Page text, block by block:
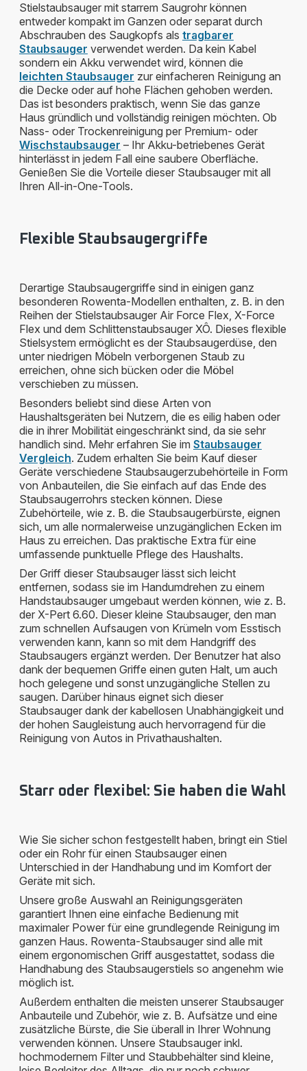
Stielstaubsauger mit starrem Saugrohr können
entweder kompakt im Ganzen oder separat durch
Abschrauben des Saugkopfs als tragbarer
Staubsauger verwendet werden. Da kein Kabel
sondern ein Akku verwendet wird, können die
leichten Staubsauger zur einfacheren Reinigung an
die Decke oder auf hohe Flächen gehoben werden.
Das ist besonders praktisch, wenn Sie das ganze
Haus gründlich und vollständig reinigen möchten. Ob
Nass- oder Trockenreinigung per Premium- oder
Wischstaubsauger – Ihr Akku-betriebenes Gerät
hinterlässt in jedem Fall eine saubere Oberfläche.
Genießen Sie die Vorteile dieser Staubsauger mit all
Ihren All-in-One-Tools.
Flexible Staubsaugergriffe
Derartige Staubsaugergriffe sind in einigen ganz
besonderen Rowenta-Modellen enthalten, z. B. in den
Reihen der Stielstaubsauger Air Force Flex, X-Force
Flex und dem Schlittenstaubsauger XÔ. Dieses flexible
Stielsystem ermöglicht es der Staubsaugerdüse, den
unter niedrigen Möbeln verborgenen Staub zu
erreichen, ohne sich bücken oder die Möbel
verschieben zu müssen.
Besonders beliebt sind diese Arten von
Haushaltsgeräten bei Nutzern, die es eilig haben oder
die in ihrer Mobilität eingeschränkt sind, da sie sehr
handlich sind. Mehr erfahren Sie im Staubsauger
Vergleich. Zudem erhalten Sie beim Kauf dieser
Geräte verschiedene Staubsaugerzubehörteile in Form
von Anbauteilen, die Sie einfach auf das Ende des
Staubsaugerrohrs stecken können. Diese
Zubehörteile, wie z. B. die Staubsaugerbürste, eignen
sich, um alle normalerweise unzugänglichen Ecken im
Haus zu erreichen. Das praktische Extra für eine
umfassende punktuelle Pflege des Haushalts.
Der Griff dieser Staubsauger lässt sich leicht
entfernen, sodass sie im Handumdrehen zu einem
Handstaubsauger umgebaut werden können, wie z. B.
der X-Pert 6.60. Dieser kleine Staubsauger, den man
zum schnellen Aufsaugen von Krümeln vom Esstisch
verwenden kann, kann so mit dem Handgriff des
Staubsaugers ergänzt werden. Der Benutzer hat also
dank der bequemen Griffe einen guten Halt, um auch
hoch gelegene und sonst unzugängliche Stellen zu
saugen. Darüber hinaus eignet sich dieser
Staubsauger dank der kabellosen Unabhängigkeit und
der hohen Saugleistung auch hervorragend für die
Reinigung von Autos in Privathaushalten.
Starr oder flexibel: Sie haben die Wahl
Wie Sie sicher schon festgestellt haben, bringt ein Stiel
oder ein Rohr für einen Staubsauger einen
Unterschied in der Handhabung und im Komfort der
Geräte mit sich.
Unsere große Auswahl an Reinigungsgeräten
garantiert Ihnen eine einfache Bedienung mit
maximaler Power für eine grundlegende Reinigung im
ganzen Haus. Rowenta-Staubsauger sind alle mit
einem ergonomischen Griff ausgestattet, sodass die
Handhabung des Staubsaugerstiels so angenehm wie
möglich ist.
Außerdem enthalten die meisten unserer Staubsauger
Anbauteile und Zubehör, wie z. B. Aufsätze und eine
zusätzliche Bürste, die Sie überall in Ihrer Wohnung
verwenden können. Unsere Staubsauger inkl.
hochmodernem Filter und Staubbehälter sind kleine,